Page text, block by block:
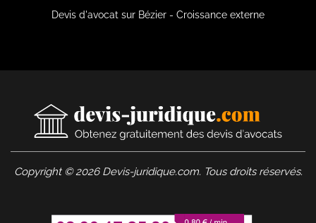
Devis d'avocat sur Bézier - Croissance externe
Copyright © 2026 Devis-juridique.com. Tous droits réservés.